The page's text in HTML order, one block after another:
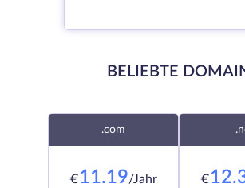
BELIEBTE
.com
€11.19/Jahr €